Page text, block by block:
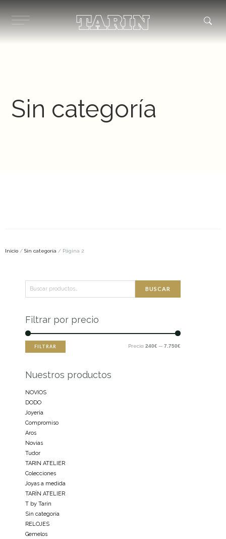
contenido
Sin categoría
Inicio / Sin categoría / Página 2
por:
BUSCAR
Filtrar por precio
FILTRAR Precio: 240€ — 7.750€
Nuestros productos
NOVIOS
DODO
Joyeria
Compromiso
Aros
Novias
Tudor
TARIN ATELIER
Colecciones
Joyas a medida
TARÍN ATELIER
T by Tarín
Sin categoría
RELOJES
Gemelos